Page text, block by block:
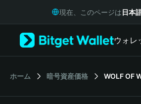
Русский
Italiano
現在、このページは日本
ウォレ
ホーム 暗号資産価格 WOLF OF